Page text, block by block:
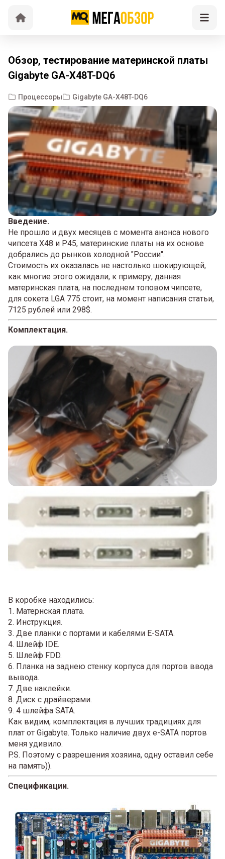
Обзор, тестирование материнской платы
Gigabyte GA-X48T-DQ6
Процессоры Gigabyte GA-X48T-DQ6
Введение.
Не прошло и двух месяцев с момента анонса нового
чипсета X48 и P45, материнские платы на их основе
добрались до рынков холодной "России".
Стоимость их оказалась не настолько шокирующей,
как многие этого ожидали, к примеру, данная
материнская плата, на последнем топовом чипсете,
для сокета LGA 775 стоит, на момент написания статьи,
7125 рублей или 298$.
Комплектация.
В коробке находились:
1. Матернская плата.
2. Инструкция.
3. Две планки с портами и кабелями E-SATA.
4. Шлейф IDE.
5. Шлейф FDD.
6. Планка на заднею стенку корпуса для портов ввода
вывода.
7. Две наклейки.
8. Диск с драйверами.
9. 4 шлейфа SATA.
Как видим, комплектация в лучших традициях для
плат от Gigabyte. Только наличие двух e-SATA портов
меня удивило.
P.S. Поэтому с разрешения хозяина, одну оставил себе
на память)).
Спецификации.